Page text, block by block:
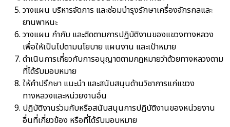
วางแผน บริหารจัดการ และซ่อมบำรุงรักษาเครื่องจักรกลและ
ยานพาหนะ
วางแผน กำกับ และติดตามการปฏิบัติงานของแขวงทางหลวง
เพื่อให้เป็นไปตามนโยบาย แผนงาน และเป้าหมาย
ดำเนินการเกี่ยวกับการอนุญาตตามกฎหมายว่าด้วยทางหลวงตาม
ที่ได้รับมอบหมาย
ให้คำปรึกษา แนะนำ และสนับสนุนด้านวิชาการแก่แขวง
ทางหลวงและหน่วยงานอื่น
ปฏิบัติงานร่วมกับหรือสนับสนุนการปฏิบัติงานของหน่วยงาน
อื่นที่เกี่ยวข้อง หรือที่ได้รับมอบหมาย